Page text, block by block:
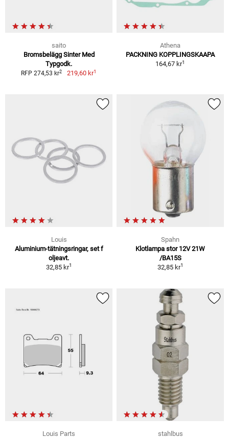
saito
Bromsbelägg Sinter Med
Typgodk.
RFP 274,53 kr2 219,60 kr1
Athena
PACKNING KOPPLINGSKAAPA
164,67 kr1
Louis
Aluminium-tätningsringar, set f
oljeavt.
32,85 kr1
Spahn
Klotlampa stor 12V 21W
/BA15S
32,85 kr1
Louis Parts
stahlbus